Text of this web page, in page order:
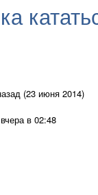
(23 июня 2014)
в 02:48